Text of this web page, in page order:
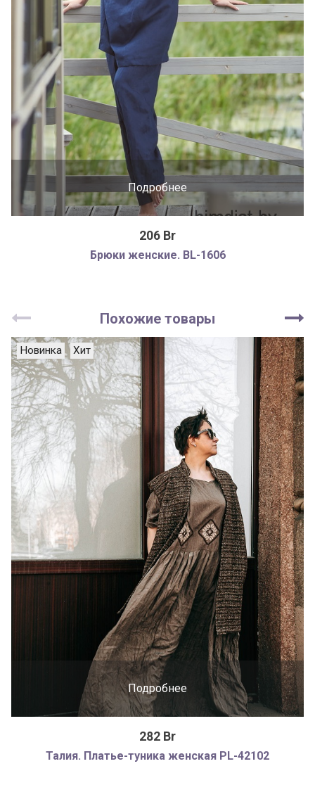
Подробнее
206 Br
Брюки женские. BL-1606
Похожие товары
Подробнее
Новинка Хит
282 Br
Талия. Платье-туника женская PL-42102